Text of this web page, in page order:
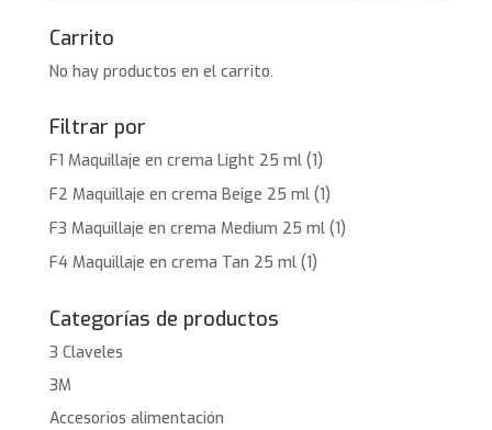
Carrito
No hay productos en el carrito.
Filtrar por
F1 Maquillaje en crema Light 25 ml (1)
F2 Maquillaje en crema Beige 25 ml (1)
F3 Maquillaje en crema Medium 25 ml (1)
F4 Maquillaje en crema Tan 25 ml (1)
Categorías de productos
3 Claveles
3M
Accesorios alimentación